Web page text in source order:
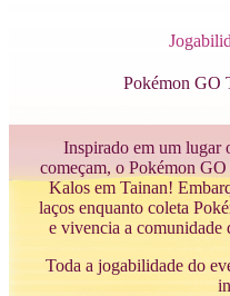
Pokémon GO
Inspirado em um lugar
começam, o Pokémon
Kalos em Tainan!
laços enquanto coleta
e vivencia a comunidade
Toda a jogabilidade do